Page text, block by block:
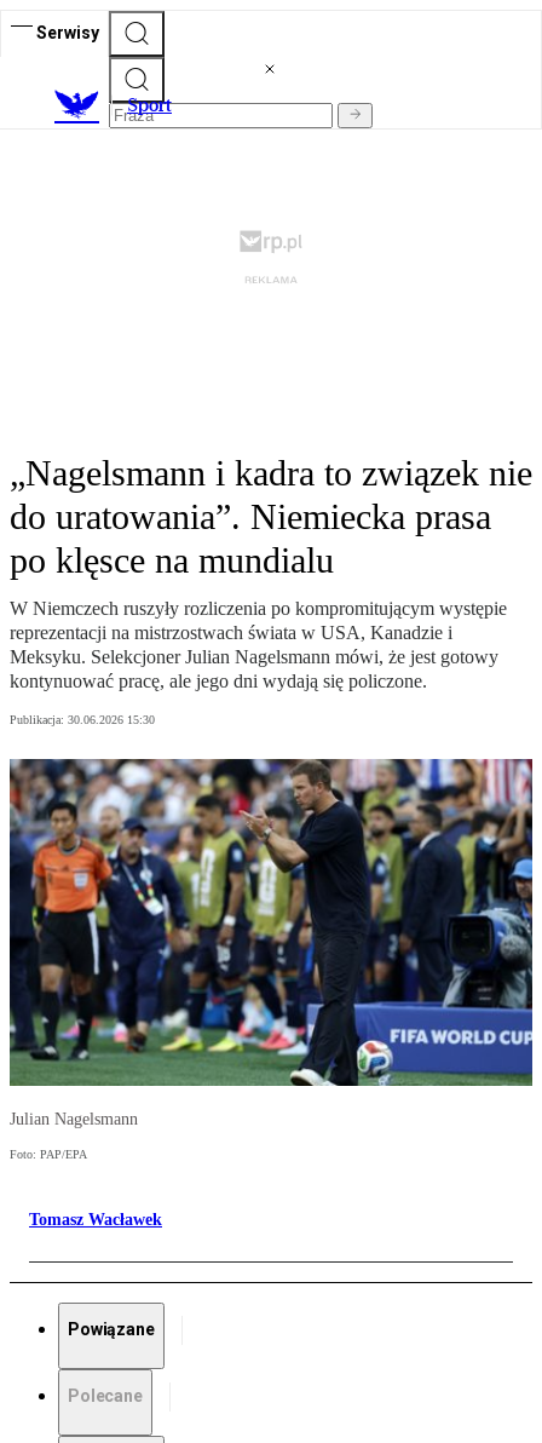
Serwisy
Sport
„Nagelsmann i kadra to związek nie
do uratowania”. Niemiecka prasa
po klęsce na mundialu
W Niemczech ruszyły rozliczenia po kompromitującym występie
reprezentacji na mistrzostwach świata w USA, Kanadzie i
Meksyku. Selekcjoner Julian Nagelsmann mówi, że jest gotowy
kontynuować pracę, ale jego dni wydają się policzone.
Publikacja: 30.06.2026 15:30
Julian Nagelsmann
Foto: PAP/EPA
Tomasz Wacławek
Powiązane
Polecane